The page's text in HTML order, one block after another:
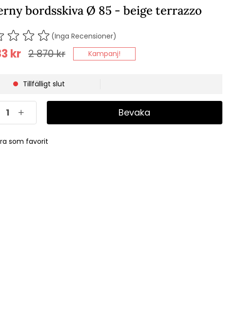
bordsskiva Ø 85 - beige terrazzo
(Inga Recensioner)
2 870kr
kr Kampanj!
Tillfälligt slut
Bevaka
som favorit